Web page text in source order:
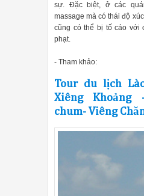
sự. Đặc biệt, ở các
massage mà có thái độ
cũng có thể bị tố cáo với
phạt.
- Tham khảo:
Tour du lịch
Xiêng Khoảng
chum- Viêng